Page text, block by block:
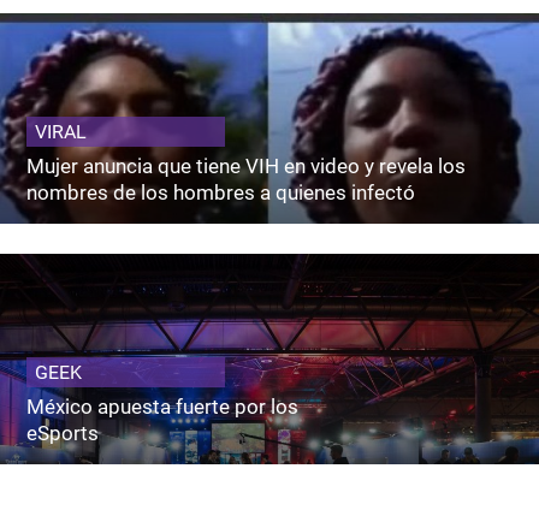
VIRAL
Mujer anuncia que tiene VIH en video y revela los
nombres de los hombres a quienes infectó
GEEK
México apuesta fuerte por los
eSports